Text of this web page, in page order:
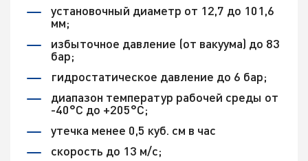
установочный диаметр от 12,7 до 101,6
мм;
избыточное давление (от вакуума) до 83
бар;
гидростатическое давление до 6 бар;
диапазон температур рабочей среды от
-40°С до +205°С;
утечка менее 0,5 куб. см в час
скорость до 13 м/с;